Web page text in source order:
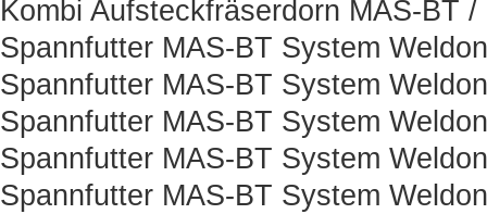
Kombi Aufsteckfräserdorn MAS-BT /
Spannfutter MAS-BT System Weldon
Spannfutter MAS-BT System
Spannfutter MAS-BT System
Spannfutter MAS-BT System
Spannfutter MAS-BT System